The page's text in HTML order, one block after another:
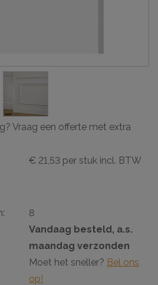
Vraag een offerte met extra
€ 21,53 per stuk incl. BTW
8
Vandaag besteld, a.s.
maandag verzonden
Moet het sneller? Bel ons
op!